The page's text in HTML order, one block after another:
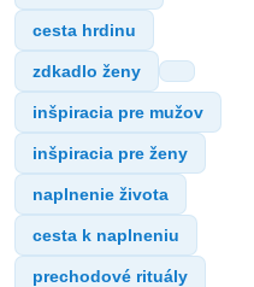
cesta hrdinu
zdkadlo ženy
inšpiracia pre mužov
inšpiracia pre ženy
naplnenie života
cesta k naplneniu
prechodové rituály